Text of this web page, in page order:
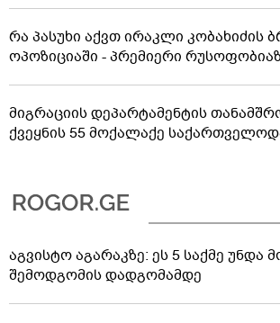
რა პასუხი აქვთ ირაკლი კობახიძის
ოპოზიციაში - პრემიერი
მიგრაციის დეპარტამენტის
ქვეყნის 55 მოქალაქე
აგვისტო აგარაკზე: ეს 5 საქმე უნდა
შემოდგომის დადგომამდე